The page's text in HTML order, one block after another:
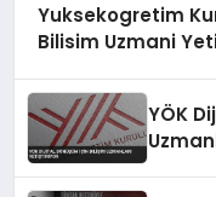
Yuksekogretim
Bilisim Uzmani
YÖK